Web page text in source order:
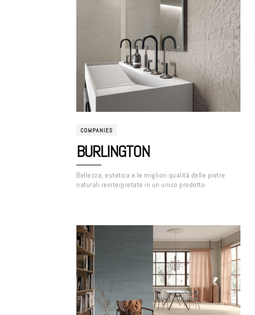
COMPANIES
BURLINGTON
Bellezza, estetica e le migliori qualità delle pietre
naturali reinterpretate in un unico prodotto.